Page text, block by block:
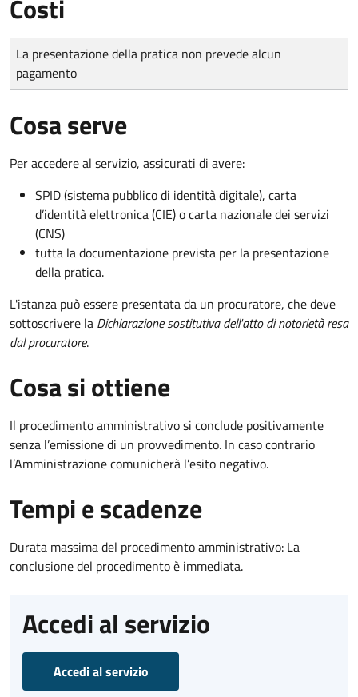
Costi
Tipo di pagamento
Importo
La presentazione della pratica non prevede alcun
pagamento
Cosa serve
Per accedere al servizio, assicurati di avere:
SPID (sistema pubblico di identità digitale), carta
d’identità elettronica (CIE) o carta nazionale dei servizi
(CNS)
tutta la documentazione prevista per la presentazione
della pratica.
L'istanza può essere presentata da un procuratore, che deve
sottoscrivere la Dichiarazione sostitutiva dell'atto di notorietà resa
dal procuratore.
Cosa si ottiene
Il procedimento amministrativo si conclude positivamente
senza l’emissione di un provvedimento. In caso contrario
l’Amministrazione comunicherà l’esito negativo.
Tempi e scadenze
Durata massima del procedimento amministrativo: La
conclusione del procedimento è immediata.
Accedi al servizio
Accedi al servizio